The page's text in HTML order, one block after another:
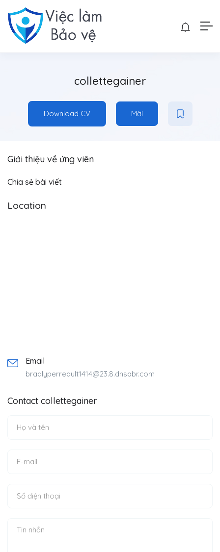
collettegainer
Download CV Mời
Giới thiệu về ứng viên
Chia sẻ bài viết
Location
Email
bradlyperreault1414@23.8.dnsabr.com
Contact collettegainer